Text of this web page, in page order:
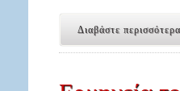
Διαβάστε